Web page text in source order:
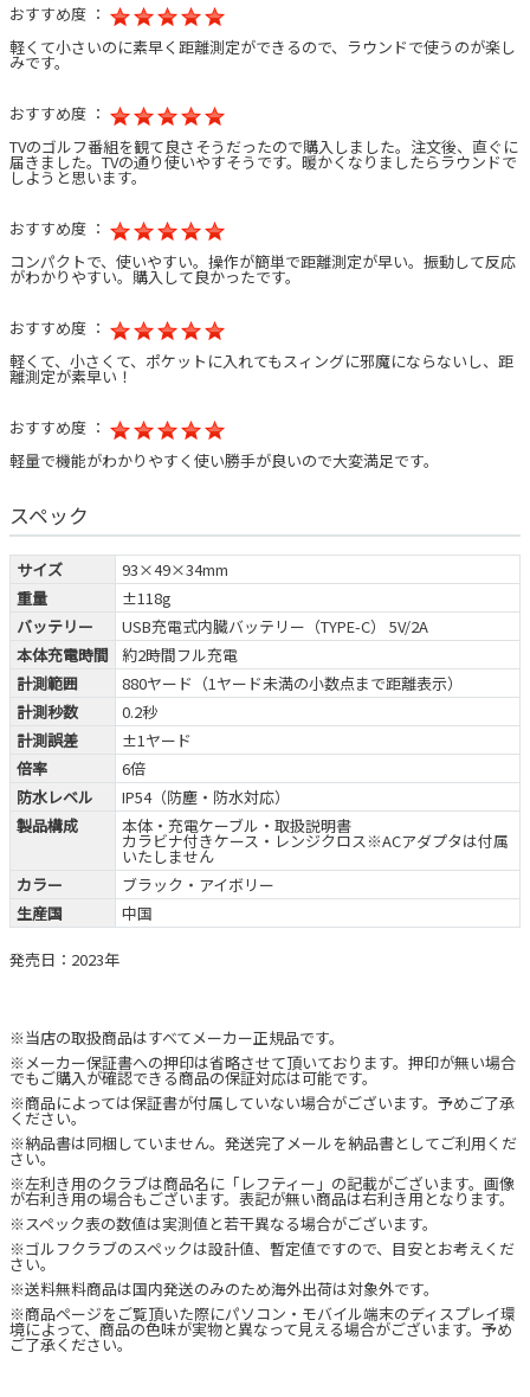
おすすめ度 ：
軽くて小さいのに素早く距離測定ができるので、ラウンドで使うのが楽し
みです。
おすすめ度 ：
TVのゴルフ番組を観て良さそうだったので購入しました。注文後、直ぐに
届きました。TVの通り使いやすそうです。暖かくなりましたらラウンドで
しようと思います。
おすすめ度 ：
コンパクトで、使いやすい。操作が簡単で距離測定が早い。振動して反応
がわかりやすい。購入して良かったです。
おすすめ度 ：
軽くて、小さくて、ポケットに入れてもスィングに邪魔にならないし、距
離測定が素早い！
おすすめ度 ：
軽量で機能がわかりやすく使い勝手が良いので大変満足です。
スペック
サイズ
93×49×34mm
重量
±118g
バッテリー
USB充電式内臓バッテリー（TYPE-C） 5V/2A
本体充電時間
約2時間フル充電
計測範囲
880ヤード（1ヤード未満の小数点まで距離表示）
計測秒数
0.2秒
計測誤差
±1ヤード
倍率
6倍
防水レベル
IP54（防塵・防水対応）
製品構成
本体・充電ケーブル・取扱説明書
カラビナ付きケース・レンジクロス※ACアダプタは付属
いたしません
カラー
ブラック・アイボリー
生産国
中国
発売日：2023年
※当店の取扱商品はすべてメーカー正規品です。
※メーカー保証書への押印は省略させて頂いております。押印が無い場合
でもご購入が確認できる商品の保証対応は可能です。
※商品によっては保証書が付属していない場合がございます。予めご了承
ください。
※納品書は同梱していません。発送完了メールを納品書としてご利用くだ
さい。
※左利き用のクラブは商品名に「レフティー」の記載がございます。画像
が右利き用の場合もございます。表記が無い商品は右利き用となります。
※スペック表の数値は実測値と若干異なる場合がございます。
※ゴルフクラブのスペックは設計値、暫定値ですので、目安とお考えくだ
さい。
※送料無料商品は国内発送のみのため海外出荷は対象外です。
※商品ページをご覧頂いた際にパソコン・モバイル端末のディスプレイ環
境によって、商品の色味が実物と異なって見える場合がございます。予め
ご了承ください。